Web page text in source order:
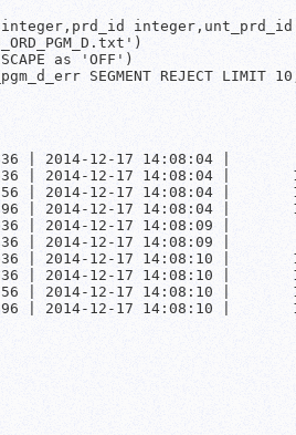
as 'OFF')
SEGMENT REJECT LIMIT
| 2014-12-17 14:08:04 |
| 2014-12-17 14:08:04 |
| 2014-12-17 14:08:04 |
| 2014-12-17 14:08:04 |
| 2014-12-17 14:08:09 |
| 2014-12-17 14:08:09 |
| 2014-12-17 14:08:10 |
| 2014-12-17 14:08:10 |
| 2014-12-17 14:08:10 |
| 2014-12-17 14:08:10 |